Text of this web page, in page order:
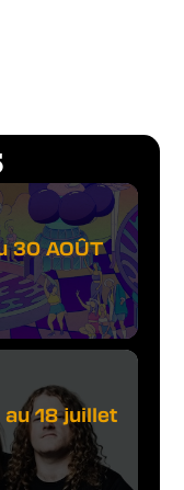
30 AOÛT
au 18 juillet